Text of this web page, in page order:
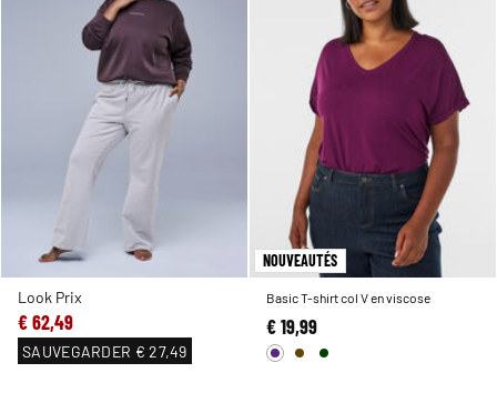
Look Prix
€ 62,49
SAUVEGARDER € 27,49
NOUVEAUTÉS
Basic T-shirt col V en viscose
€ 19,99